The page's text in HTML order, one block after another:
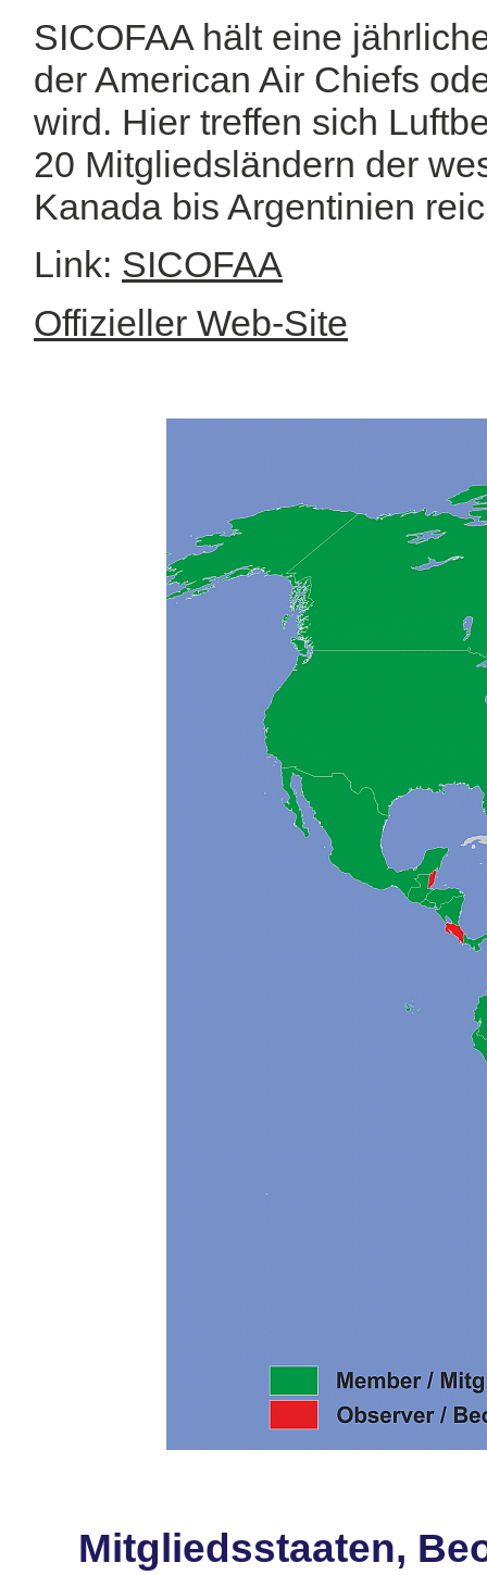
SICOFAA hält eine
der American Air Chiefs
wird. Hier treffen sich
20 Mitgliedsländern der
Kanada bis Argentinien
Link: SICOFAA
Offizieller Web-Site
Mitgliedsstaaten,